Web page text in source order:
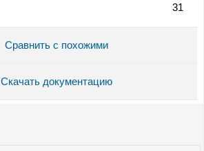
31
Сравнить с похожими
Скачать документацию